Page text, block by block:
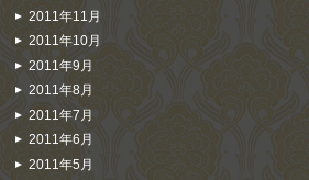
2011年11月
2011年10月
2011年9月
2011年8月
2011年7月
2011年6月
2011年5月